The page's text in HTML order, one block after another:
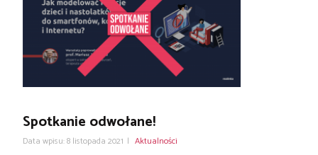
Spotkanie odwołane!
Data wpisu: 8 listopada 2021 | Aktualności